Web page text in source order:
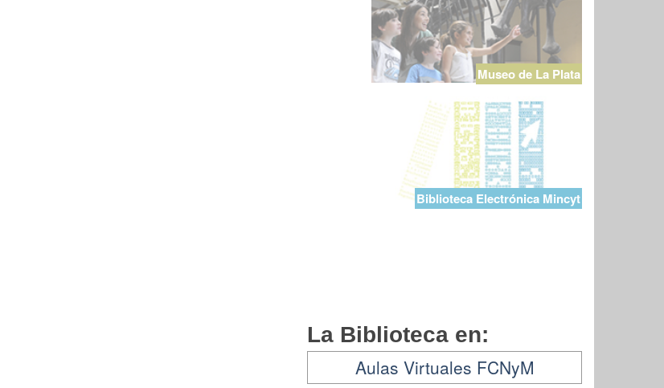
Museo de La Plata
Biblioteca Electrónica Mincyt
La Biblioteca en:
Aulas Virtuales FCNyM